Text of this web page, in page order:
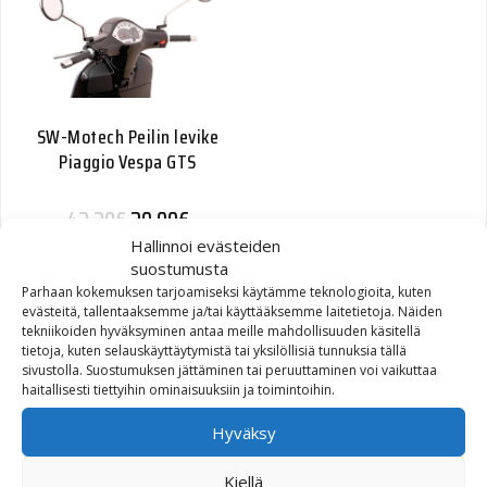
Hallinnoi evästeiden
suostumusta
Parhaan kokemuksen tarjoamiseksi käytämme teknologioita, kuten
evästeitä, tallentaaksemme ja/tai käyttääksemme laitetietoja. Näiden
tekniikoiden hyväksyminen antaa meille mahdollisuuden käsitellä
tietoja, kuten selauskäyttäytymistä tai yksilöllisiä tunnuksia tällä
sivustolla. Suostumuksen jättäminen tai peruuttaminen voi vaikuttaa
haitallisesti tiettyihin ominaisuuksiin ja toimintoihin.
Hyväksy
Kiellä
SW-Motech Peilin levike
Piaggio Vespa GTS
42,20€Alkuperäinen hinta oli: 42,20€.
20,00€
SW-Motech Peilinlevike